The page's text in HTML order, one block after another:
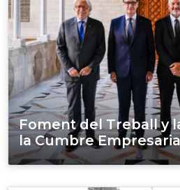
Foment del Treball y
la Cumbre